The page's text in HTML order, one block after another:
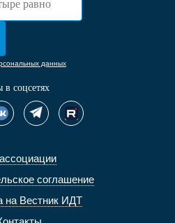
соглашение
на Вестник ИДТ
данных
соцсетях